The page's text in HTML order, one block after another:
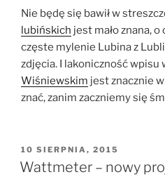
Nie będę się bawił w
lubińskich jest mało znana,
częste mylenie Lubina z
zdjęcia. I lakoniczność wpisu
Wiśniewskim jest znacznie
znać, zanim zaczniemy się
OPUBLIKOWANE
W
10 SIERPNIA, 2015
Wattmeter – nowy